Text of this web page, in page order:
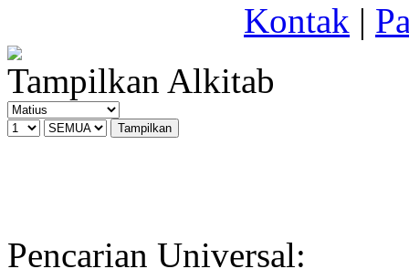
Kontak |
Tampilkan Alkitab
Pencarian Universal: